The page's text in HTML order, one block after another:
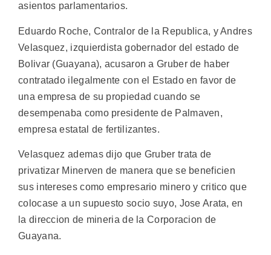
asientos parlamentarios.
Eduardo Roche, Contralor de la Republica, y Andres
Velasquez, izquierdista gobernador del estado de
Bolivar (Guayana), acusaron a Gruber de haber
contratado ilegalmente con el Estado en favor de
una empresa de su propiedad cuando se
desempenaba como presidente de Palmaven,
empresa estatal de fertilizantes.
Velasquez ademas dijo que Gruber trata de
privatizar Minerven de manera que se beneficien
sus intereses como empresario minero y critico que
colocase a un supuesto socio suyo, Jose Arata, en
la direccion de mineria de la Corporacion de
Guayana.